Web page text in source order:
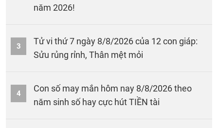
năm 2026!
3
Tử vi thứ 7 ngày 8/8/2026 của 12 con giáp:
Sửu rủng rỉnh, Thân mệt mỏi
4
Con số may mắn hôm nay 8/8/2026 theo
năm sinh số hay cực hút TIỀN tài